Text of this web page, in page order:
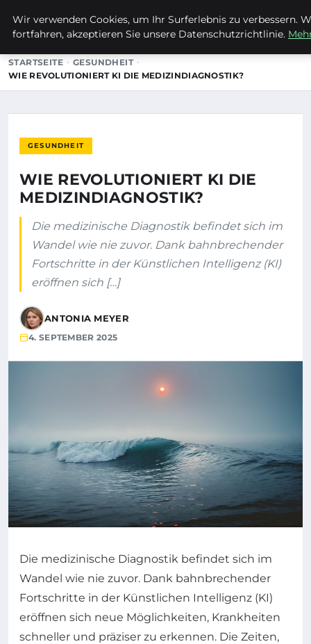
MTUCLUB
STARTSEITE
GESUNDHEIT
WIE REVOLUTIONIERT KI DIE MEDIZINDIAGNOSTIK?
GESUNDHEIT
WIE REVOLUTIONIERT KI DIE
MEDIZINDIAGNOSTIK?
Die medizinische Diagnostik befindet sich im
Wandel wie nie zuvor. Dank bahnbrechender
Fortschritte in der Künstlichen Intelligenz (KI)
eröffnen sich […]
ANTONIA MEYER
4. SEPTEMBER 2025
Die medizinische Diagnostik befindet sich im
Wandel wie nie zuvor. Dank bahnbrechender
Fortschritte in der Künstlichen Intelligenz (KI)
eröffnen sich neue Möglichkeiten, Krankheiten
schneller und präziser zu erkennen. Die Zeiten,
Wir verwenden Cookies, um Ihr Surferlebnis zu verbessern.
fortfahren, akzeptieren Sie unsere Datenschutzrichtlinie.